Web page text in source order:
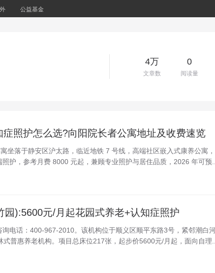
公益基金
4万
文章数
0
阅读量
照护怎么选?向阳院长者公寓地址及收费速览
坐落于静安区沪太路，临近地铁 7 号线，高端社区嵌入式康养公寓，
护，参考月费 8000 元起，兼顾专业照护与居住品质，2026 年可预...
园):5600元/月起花园式养老+认知症照护
电话：400-967-2010。该机构位于顺义区顺平东路3号，紧邻潮白
普惠养老机构。项目总床位217张，起步价5600元/月起，面向自理...